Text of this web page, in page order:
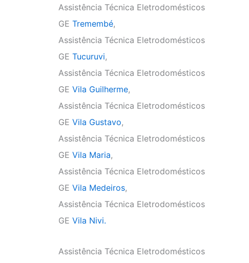
Assistência Técnica Eletrodomésticos
GE Tremembé,
Assistência Técnica Eletrodomésticos
GE Tucuruvi,
Assistência Técnica Eletrodomésticos
GE Vila Guilherme,
Assistência Técnica Eletrodomésticos
GE Vila Gustavo,
Assistência Técnica Eletrodomésticos
GE Vila Maria,
Assistência Técnica Eletrodomésticos
GE Vila Medeiros,
Assistência Técnica Eletrodomésticos
GE Vila Nivi.
Assistência Técnica Eletrodomésticos